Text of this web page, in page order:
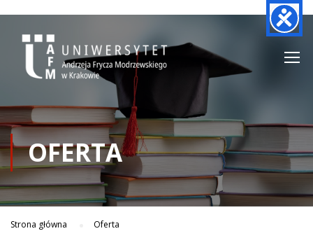
OFERTA
Strona główna Oferta